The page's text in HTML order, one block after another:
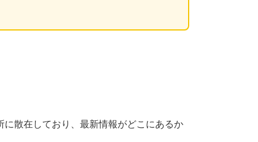
散在しており、最新情報がどこにあるか